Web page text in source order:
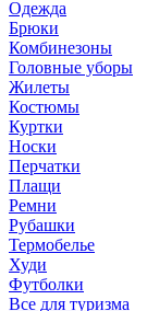
Одежда
Брюки
Комбинезоны
Головные уборы
Жилеты
Костюмы
Куртки
Носки
Перчатки
Плащи
Ремни
Рубашки
Термобелье
Худи
Футболки
Все для туризма